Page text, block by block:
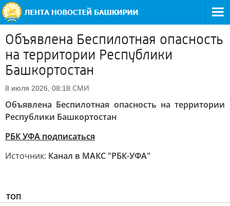
Объявлена Беспилотная опасность
на территории Республики
Башкортостан
8 июля 2026, 08:18 СМИ
Объявлена Беспилотная опасность на территории
Республики Башкортостан
РБК УФА подписаться
Источник: Канал в МАКС "РБК-УФА"
ТОП